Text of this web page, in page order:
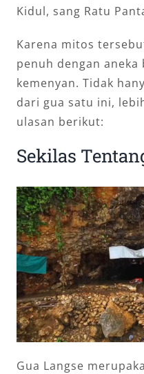
Kidul, sang Ratu
Karena mitos
penuh dengan
kemenyan. Tidak
dari gua satu ini,
ulasan berikut:
Sekilas
Gua Langse